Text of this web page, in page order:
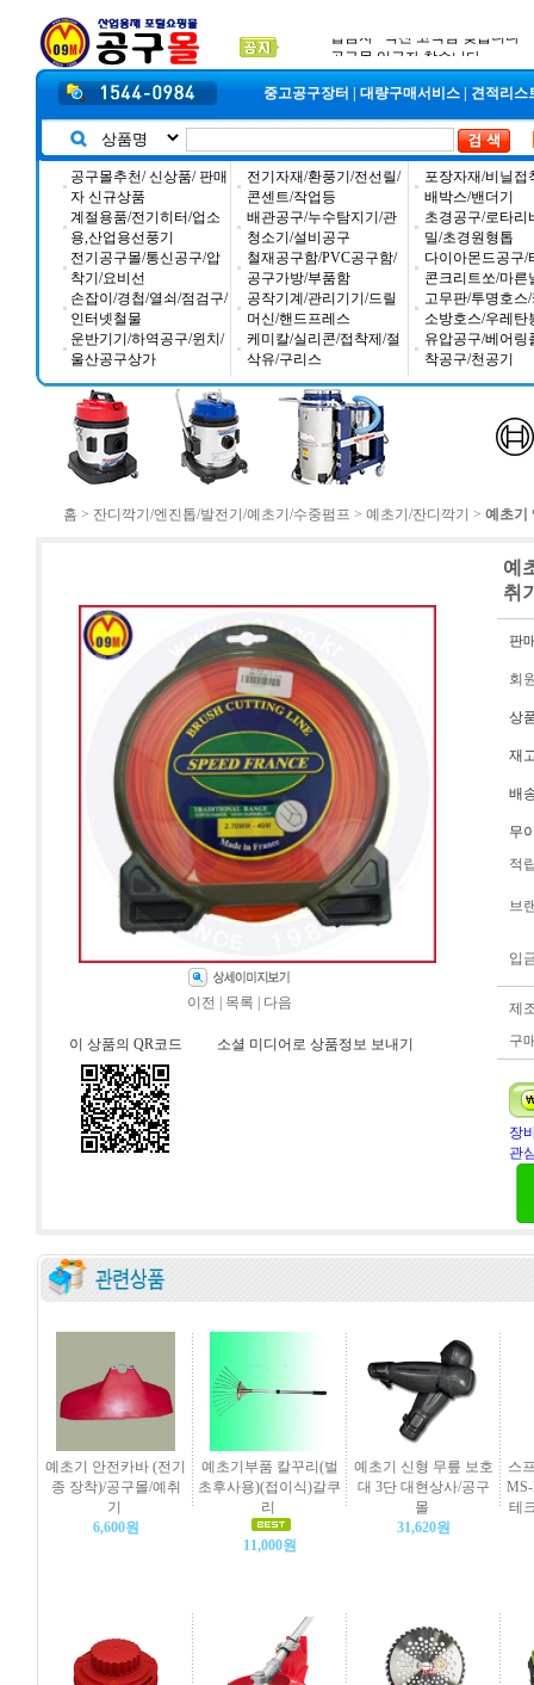
입금자 *덕진 고객님 찾습니다
중고공구장터 대량구매서비스 견적리스
공구몰추천/ 신상품/ 판매
자 신규상품
계절용품/전기히터/업소
용,산업용선풍기
전기공구몰/통신공구/압
착기/요비선
손잡이/경첩/열쇠/점검구/
인터넷철물
운반기기/하역공구/윈치/
울산공구상가
전기자재/환풍기/전선릴/
콘센트/작업등
배관공구/누수탐지기/관
청소기/설비공구
철재공구함/PVC공구함/
공구가방/부품함
공작기계/관리기기/드릴
머신/핸드프레스
케미칼/실리콘/접착제/절
삭유/구리스
포장자재/비닐접
배박스/밴더기
초경공구/로타리
밀/초경원형톱
다이아몬드공구/
콘크리트쏘/마른
고무판/투명호스
소방호스/우레탄
유압공구/베어링
착공구/천공기
홈 > 잔디깍기/엔진톱/발전기/예초기/수중펌프 > 예초기/잔디깍기 > 예초기
이전 목록 다음
이 상품의 QR코드 소셜 미디어로 상품정보 보내기
예
취
판
회
상
재
배
무
적
브
입
제
구
장
관
예초기 안전카바 (전기
종 장착)/공구몰/예취
기
6,600원
예초기부품 칼꾸리(벌
초후사용)(접이식)갈쿠
리
11,000원
예초기 신형 무릎 보호
대 3단 대현상사/공구
몰
31,620원
스
테